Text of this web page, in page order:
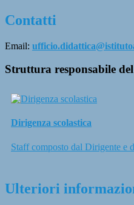
Contatti
Email:
Struttura responsabile
Dirigenza scolastica
Staff composto dal Dirigente e
Ulteriori